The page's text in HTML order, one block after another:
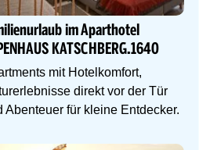
im Aparthotel
KATSCHBERG.1640
mit Hotelkomfort,
direkt vor der Tür
Abenteuer für kleine Entdecker.